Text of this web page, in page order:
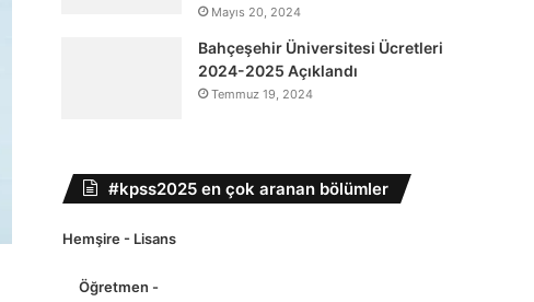
Mayıs 20, 2024
Bahçeşehir Üniversitesi Ücretleri
2024-2025 Açıklandı
Temmuz 19, 2024
#kpss2025 en çok aranan bölümler
Hemşire - Lisans
Öğretmen -